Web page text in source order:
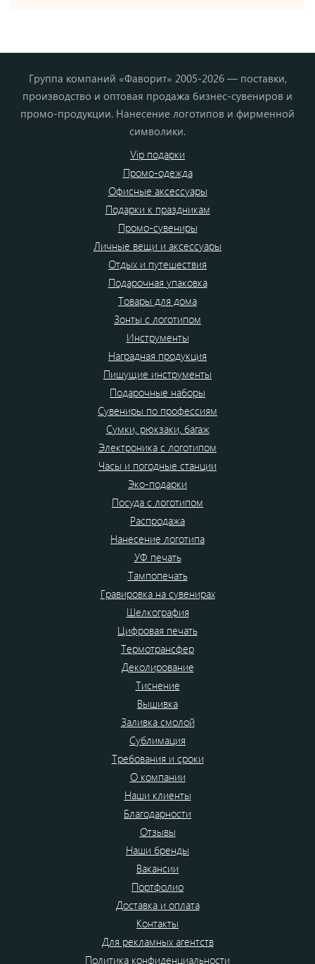
Группа компаний «Фаворит» 2005-2026 — поставки,
производство и оптовая продажа бизнес-сувениров и
промо-продукции. Нанесение логотипов и фирменной
символики.
Vip подарки
Промо-одежда
Офисные аксессуары
Подарки к праздникам
Промо-сувениры
Личные вещи и аксессуары
Отдых и путешествия
Подарочная упаковка
Товары для дома
Зонты с логотипом
Инструменты
Наградная продукция
Пишущие инструменты
Подарочные наборы
Сувениры по профессиям
Сумки, рюкзаки, багаж
Электроника с логотипом
Часы и погодные станции
Эко-подарки
Посуда с логотипом
Распродажа
Нанесение логотипа
УФ печать
Тампопечать
Гравировка на сувенирах
Шелкография
Цифровая печать
Термотрансфер
Деколирование
Тиснение
Вышивка
Заливка смолой
Сублимация
Требования и сроки
О компании
Наши клиенты
Благодарности
Отзывы
Наши бренды
Вакансии
Портфолио
Доставка и оплата
Контакты
Для рекламных агентств
Политика конфиденциальности